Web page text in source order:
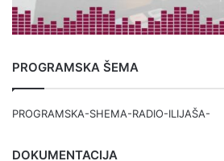
PROGRAMSKA ŠEMA
PROGRAMSKA-SHEMA-RADIO-ILIJAŠA-
DOKUMENTACIJA